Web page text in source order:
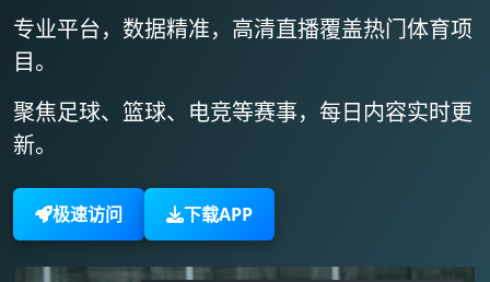
专业平台，数据精准， 高清直播覆盖热门体育项
目。
聚焦足球、篮球、电竞等赛事， 每日内容实时更
新。
极速访问 下载APP